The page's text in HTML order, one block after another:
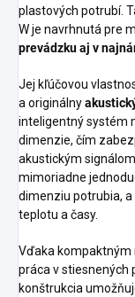
plastových potrubí.
W je navrhnutá pre
prevádzku aj v
Jej kľúčovou
a originálny
inteligentný systém
dimenzie, čím
akustickým
mimoriadne
dimenziu potrubia,
teplotu a časy.
Vďaka kompaktným
práca v stiesnených
konštrukcia